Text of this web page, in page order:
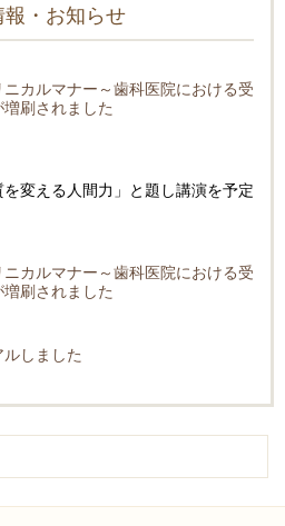
報・お知らせ
ニカルマナー～歯科医院における受
刷されました
を変える人間力」と題し講演を予定
ニカルマナー～歯科医院における受
刷されました
しました